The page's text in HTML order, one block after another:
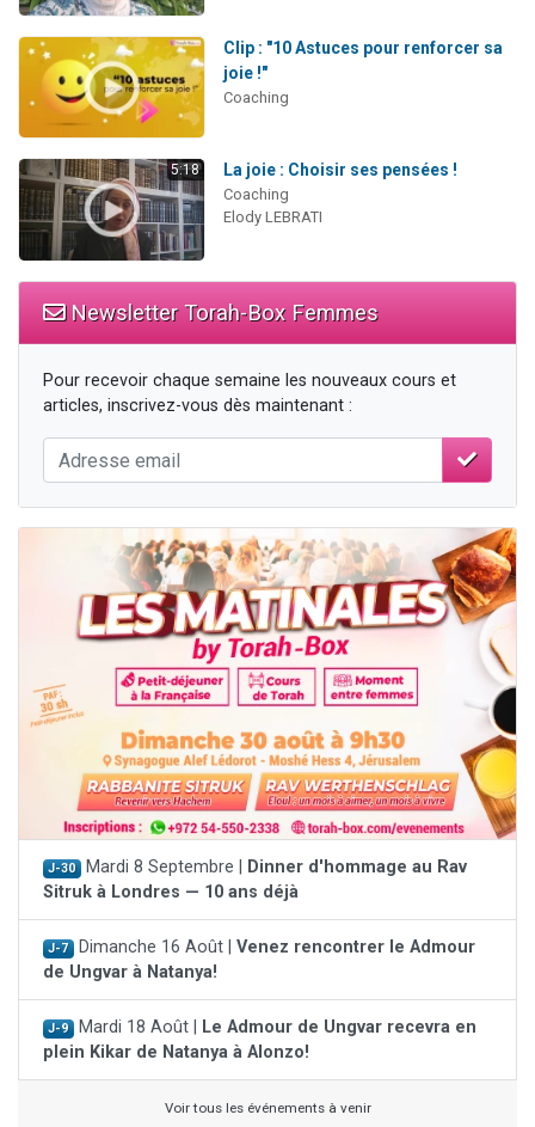
Clip : "10 Astuces pour renforcer sa
joie !"
Coaching
5:18 La joie : Choisir ses pensées !
Coaching
Elody LEBRATI
Newsletter Torah-Box Femmes
Pour recevoir chaque semaine les nouveaux cours et
articles, inscrivez-vous dès maintenant :
J-30 Mardi 8 Septembre |
Dinner d'hommage au Rav
Sitruk à Londres — 10 ans déjà
J-7 Dimanche 16 Août | Venez rencontrer le Admour
de Ungvar à Natanya!
J-9 Mardi 18 Août |
Le Admour de Ungvar recevra en
plein Kikar de Natanya à Alonzo!
Voir tous les événements à venir